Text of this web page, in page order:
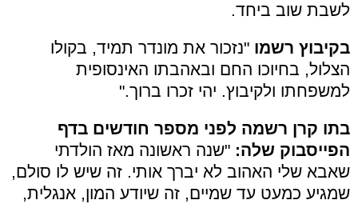
לשבת שוב ביחד.
בקיבוץ רשמו "נזכור את מונדר תמיד, בקולו
הצלול, בחיוכו החם ובאהבתו האינסופית
למשפחתו ולקיבוץ. יהי זכרו ברוך."
בתו קרן רשמה לפני מספר חודשים בדף
הפייסבוק שלה: "שנה ראשונה מאז הולדתי
שאבא שלי האהוב לא יברך אותי. זה שיש לו סולם,
שמגיע כמעט עד שמיים, זה שיודע המון, אנגלית,